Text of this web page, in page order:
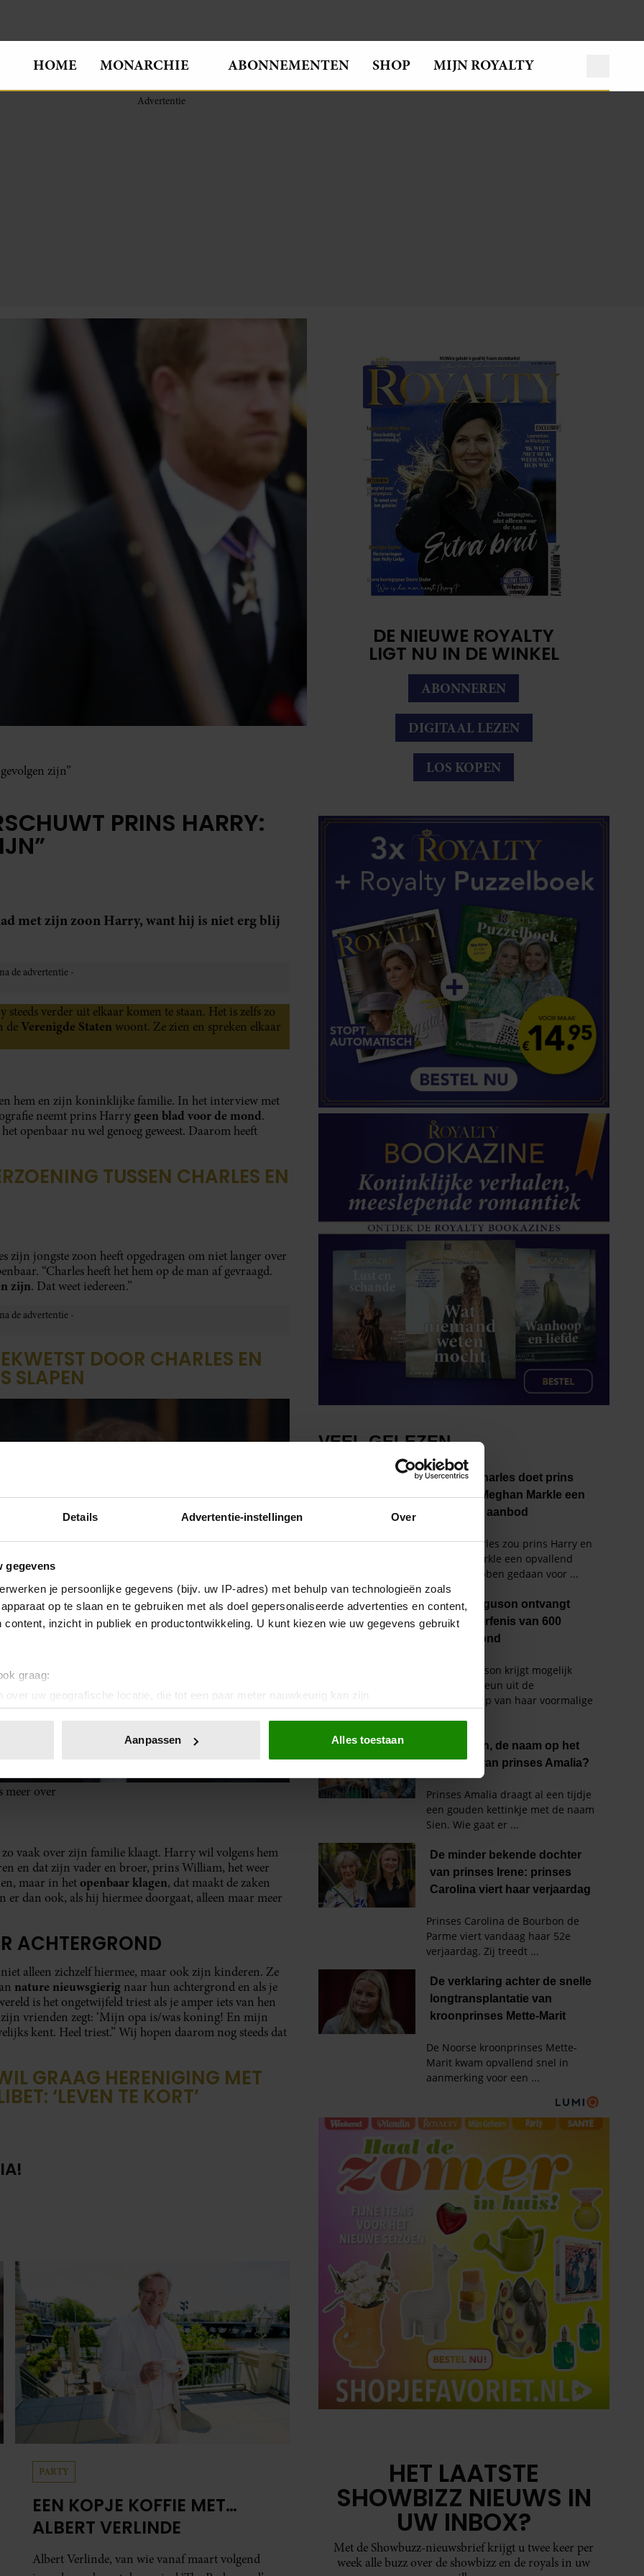
Details Advertentie-instellingen Over
gegevens
je persoonlijke gegevens (bijv. uw IP-adres) met behulp van technologieën zoals
op te slaan en te gebruiken met als doel gepersonaliseerde advertenties en content,
content, inzicht in publiek en productontwikkeling. U kunt kiezen wie uw gegevens gebruikt
graag:
over uw geografische locatie, die tot een paar meter nauwkeurig kan zijn
door het actief te scannen op specifieke eigenschappen (fingerprinting)
of intrekken in de Cookieverklaring.
en advertenties te personaliseren, om functies voor social media te bieden en om ons
Ook delen we informatie over uw gebruik van onze site met onze partners voor social
Deze partners kunnen deze gegevens combineren met andere informatie die u aan ze heeft
Aanpassen Alles toestaan
HOME MONARCHIE ABONNEMENTEN SHOP MIJN ROYALTY
zijn”
PRINS HARRY:
met zijn zoon Harry, want hij is niet erg blij
verder uit elkaar komen te staan. Het is zelfs zo
deVerenigde Staten woont. Ze zien en spreken elkaar
hem en zijn koninklijke familie. In het interview met
neemt prins Harry geen blad voor de mond.
openbaar nu wel genoeg geweest. Daarom heeft
TUSSEN CHARLES EN
jongste zoon heeft opgedragen om niet langer over
“Charles heeft het hem op de man af gevraagd.
zijn. Dat weet iedereen.”
DOOR CHARLES EN
SLAPEN
meer over
vaak over zijn familie klaagt. Harry wil volgens hem
en dat zijn vader en broer, prins William, het weer
maar in hetopenbaar klagen, dat maakt de zaken
er dan ook, als hij hiermee doorgaat, alleen maar meer
ACHTERGROND
alleen zichzelf hiermee, maar ook zijn kinderen. Ze
nature nieuwsgierig naar hun achtergrond en als je
is het ongetwijfeld triest als je amper iets van hen
vrienden zegt: ‘Mijn opa is/was koning! En mijn
kent. Heel triest.” Wij hopen daarom nog steeds dat
GRAAG HERENIGING MET
‘LEVEN TE KORT’
PARTY
EEN KOPJE KOFFIE MET…
ALBERT VERLINDE
Albert Verlinde, van wie vanaf maart volgend
DE NIEUWE ROYALTY
LIGT NU IN DE WINKEL
ABONNEREN
DIGITAAL LEZEN
LOS KOPEN
HET LAATSTE
SHOWBIZZ NIEUWS IN
UW INBOX?
Met de Showbuzz-nieuwsbrief krijgt u twee keer per
week alle buzz over de showbizz en de royals in uw